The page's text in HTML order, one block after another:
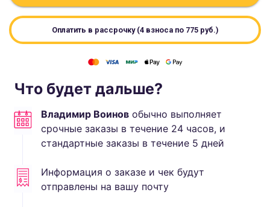
Оплатить в рассрочку (4 взноса по 775руб.)
Что будет дальше?
Владимир Воинов обычно выполняет
срочные заказы в течение 24 часов, и
стандартные заказы в течение 5 дней
Информация о заказе и чек будут
отправлены на вашу почту